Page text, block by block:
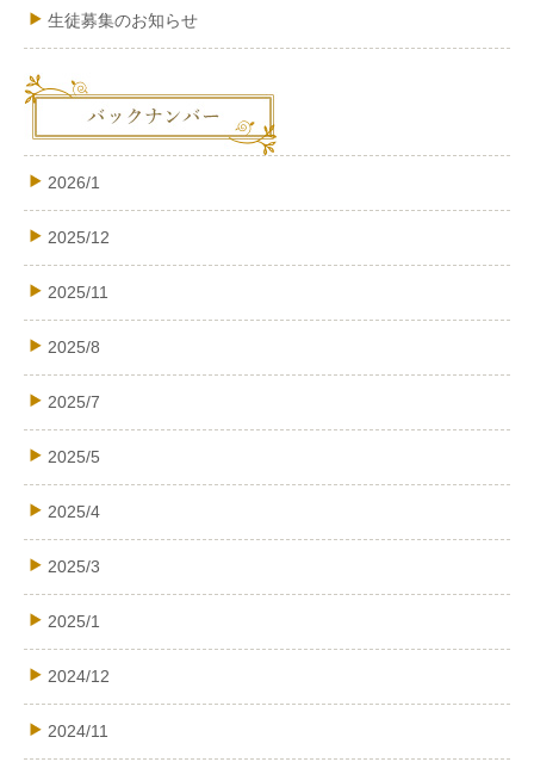
生徒募集のお知らせ
2026/1
2025/12
2025/11
2025/8
2025/7
2025/5
2025/4
2025/3
2025/1
2024/12
2024/11